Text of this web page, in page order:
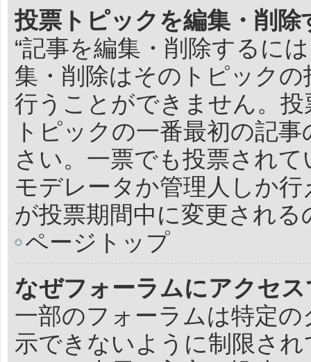
投票トピックを編集・削除
“記事を編集・削除するに
集・削除はそのトピック
行うことができません。
トピックの一番最初の記
さい。一票でも投票され
モデレータか管理人しか
が投票期間中に変更され
ページトップ
なぜフォーラムにアクセ
一部のフォーラムは特定
示できないように制限さ